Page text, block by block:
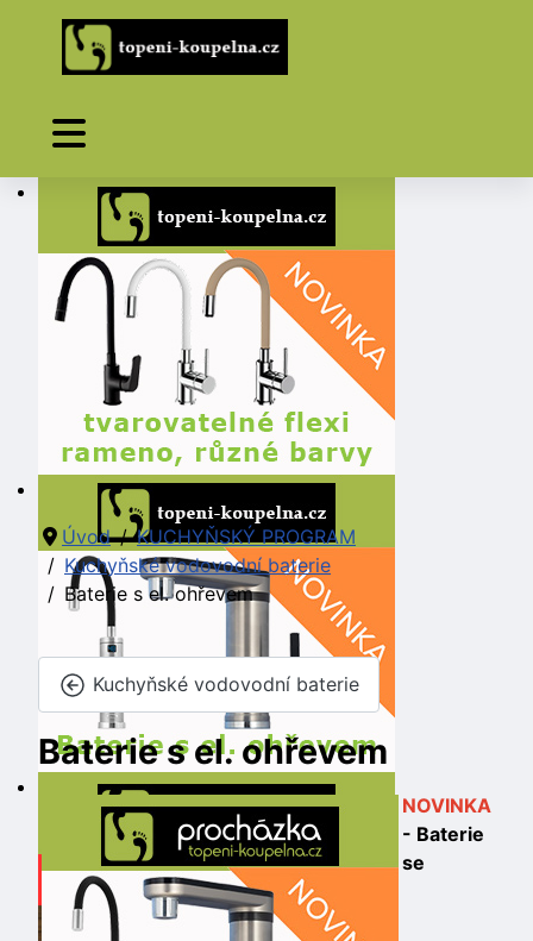
Úvod
KUCHYŇSKÝ PROGRAM
Kuchyňské vodovodní baterie
Baterie s el. ohřevem
Kuchyňské vodovodní baterie
Baterie s el. ohřevem
NOVINKA
- Baterie
se